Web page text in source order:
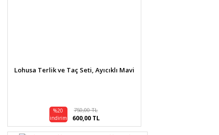
Lohusa Terlik ve Taç Seti, Ayıcıklı Mavi
%20
indirim
750,00 TL
600,00 TL